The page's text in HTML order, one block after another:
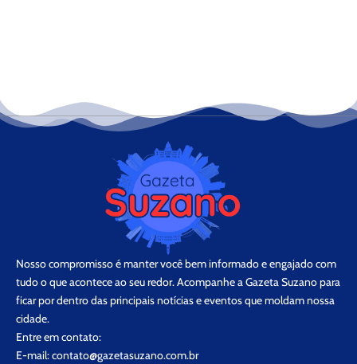
Nosso compromisso é manter você bem informado e engajado com
tudo o que acontece ao seu redor. Acompanhe a Gazeta Suzano para
ficar por dentro das principais notícias e eventos que moldam nossa
cidade.
Entre em contato:
E-mail:contato@gazetasuzano.com.br